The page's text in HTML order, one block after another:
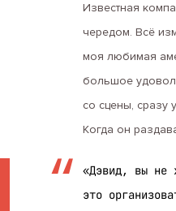
Известная
чередом. Всё
моя любимая
большое
со сцены, сразу
Когда он
«Дэвид, вы не
это